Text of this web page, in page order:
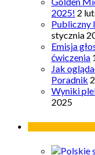
2025! 2
Publiczny
stycznia
Emisja
ćwiczenia
Jak
Poradnik
Wyniki
2025